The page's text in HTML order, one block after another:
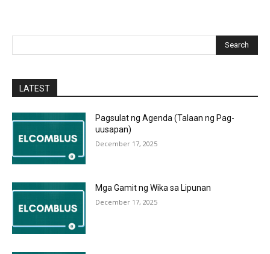
Search
LATEST
Pagsulat ng Agenda (Talaan ng Pag-
uusapan)
December 17, 2025
Mga Gamit ng Wika sa Lipunan
December 17, 2025